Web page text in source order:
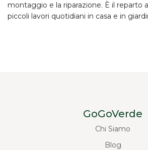
montaggio e la riparazione. È il reparto
piccoli lavori quotidiani in casa e in
GoGoVerde
Chi Siamo
Blog